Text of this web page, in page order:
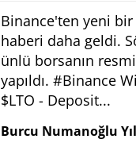
Binance'ten yeni
haberi daha geldi.
ünlü borsanın
yapıldı. #Binance Will List @LTOnetwork
$LTO - Deposit...
Burcu Numanoğlu